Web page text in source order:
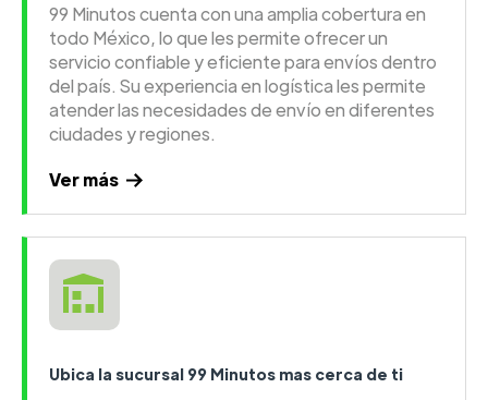
99 Minutos cuenta con una amplia cobertura en
todo México, lo que les permite ofrecer un
servicio confiable y eficiente para envíos dentro
del país. Su experiencia en logística les permite
atender las necesidades de envío en diferentes
ciudades y regiones.
Ver más
Ubica la sucursal 99 Minutos mas cerca de ti